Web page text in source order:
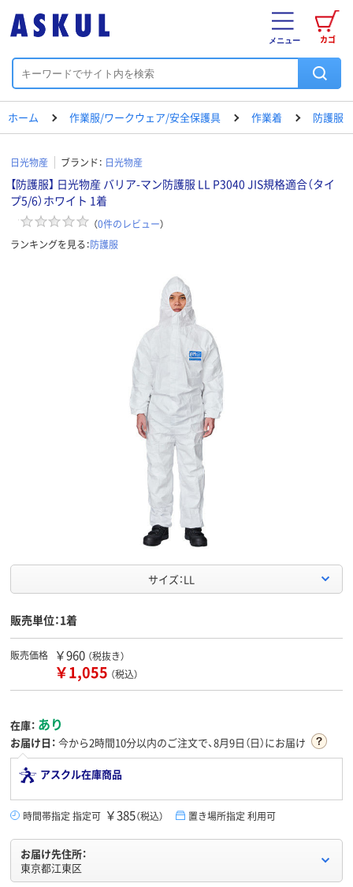
カゴ
メニュー
ホーム 作業服/ワークウェア/安全保護具 作業着 防護服
日光物産 ブランド： 日光物産
【防護服】 日光物産 バリア-マン防護服 LL P3040 JIS規格適合（タイ
プ5/6）ホワイト 1着
（0件のレビュー）
ランキングを見る：防護服
サイズ：LL
販売単位：1着
販売価格 ￥960 （税抜き）
￥1,055 （税込）
在庫： あり
お届け日： 今から2時間10分以内のご注文で、8月9日（日）にお届け
アスクル在庫商品
時間帯指定 指定可 ￥385（税込） 置き場所指定 利用可
お届け先住所：
東京都江東区